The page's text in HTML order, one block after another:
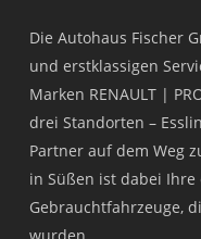
Die Autohaus Fischer
und erstklassigen
Marken RENAULT |
drei Standorten –
Partner auf dem Weg
in Süßen ist dabei
Gebrauchtfahrzeuge,